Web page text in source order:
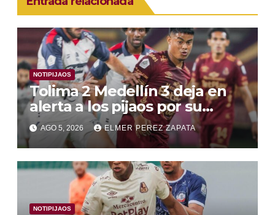
NOTIPIJAOS
Tolima 2 Medellín 3 deja en
alerta a los pijaos por su
fútbol irregular
AGO 5, 2026 ELMER PEREZ ZAPATA
NOTIPIJAOS